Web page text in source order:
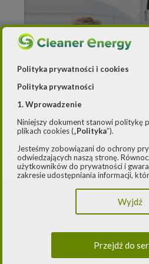
5 listopada 2024
Energia z wiatru zasili
paczkomatów
PKN Orlen przeznaczy 2,3
Polityka prywatności i cookies
Polityka prywatności
1. Wprowadzenie
Niniejszy dokument stanowi politykę
plikach cookies („Polityka”).
Jesteśmy zobowiązani do ochrony
odwiedzających naszą stronę.
użytkowników do prywatności i
zakresie udostępniania informacji,
przepisami, w szczególności
Europejskiego i Rady (UE) 2016/979
10 maja 2018 roku o ochronie danych
Wyjdź
Przejdź do